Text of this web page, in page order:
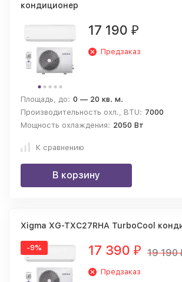
кондиционер
17 190 ₽
Предзаказ
Площадь, до: 0 — 20 кв. м.
Производительность охл., BTU: 7000
Мощность охлаждения: 2050 Вт
К сравнению
В корзину
Xigma XG-TXC27RHA TurboCool
-9% 17 390 ₽ 19 190
Предзаказ